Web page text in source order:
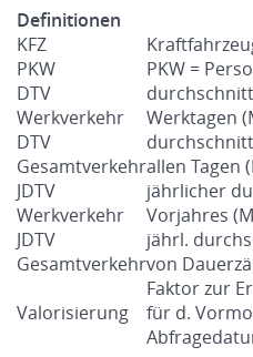
Definitionen
KFZ
PKW
PKW =
DTV
Werkverkehr
Werktagen
DTV
Gesamtverkehrallen Tagen
JDTV
Werkverkehr
jährlicher
Vorjahres
JDTV
Gesamtverkehr
jährl.
von
Valorisierung
Faktor zur
für d.